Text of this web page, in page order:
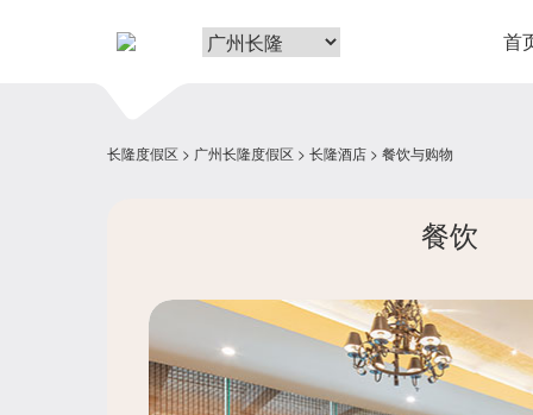
首
长隆度假区 广州长隆度假区 长隆酒店 餐饮与购物
餐饮